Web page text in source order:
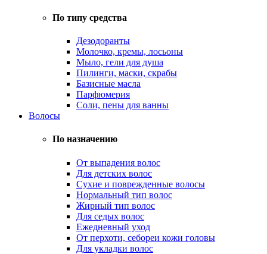
По типу средства
Дезодоранты
Молочко, кремы, лосьоны
Мыло, гели для душа
Пилинги, маски, скрабы
Базисные масла
Парфюмерия
Соли, пены для ванны
Волосы
По назначению
От выпадения волос
Для детских волос
Сухие и поврежденные волосы
Нормальный тип волос
Жирный тип волос
Для седых волос
Ежедневный уход
От перхоти, себореи кожи головы
Для укладки волос